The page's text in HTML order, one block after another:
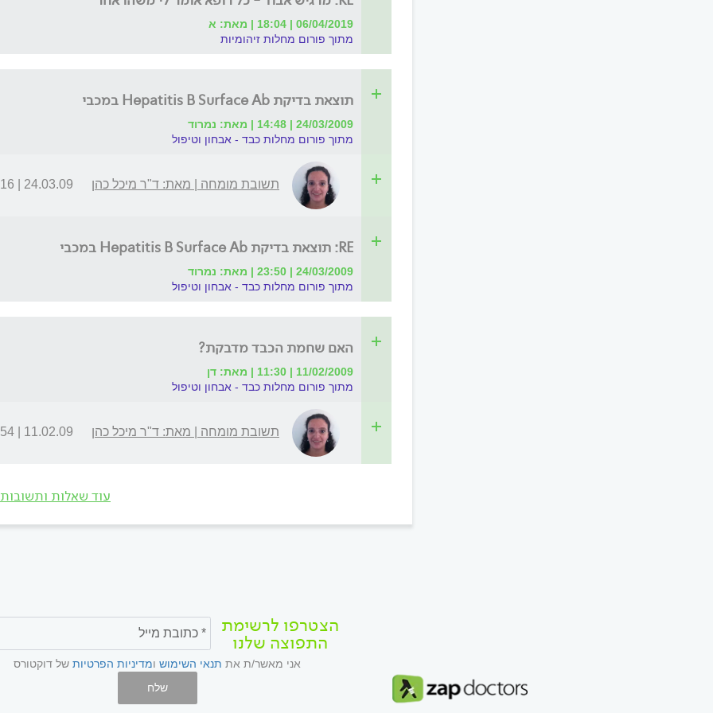
06/04/2019 | 18:04 | מאת: א
מתוך פורום מחלות זיהומיות
תוצאת בדיקת Hepatitis B Surface Ab במכבי
24/03/2009 | 14:48 | מאת: נמרוד
מתוך פורום מחלות כבד - אבחון וטיפול
תשובת מומחה | מאת: ד"ר מיכל כהן 24.03.09 | 20:16
RE: תוצאת בדיקת Hepatitis B Surface Ab במכבי
24/03/2009 | 23:50 | מאת: נמרוד
מתוך פורום מחלות כבד - אבחון וטיפול
האם שחמת הכבד מדבקת?
11/02/2009 | 11:30 | מאת: דן
מתוך פורום מחלות כבד - אבחון וטיפול
תשובת מומחה | מאת: ד"ר מיכל כהן 11.02.09 | 20:54
עוד שאלות ותשובות
הצטרפו לרשימת
התפוצה שלנו
אני מאשר/ת את תנאי השימוש ומדיניות הפרטיות של דוקטורס
שלח